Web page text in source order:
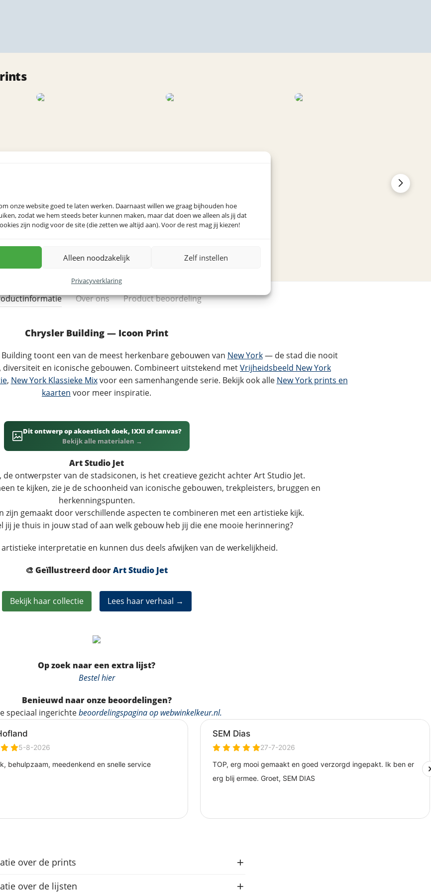
onze website goed te laten werken. Daarnaast willen we graag bijhouden hoe
zodat we hem steeds beter kunnen maken, maar dat doen we alleen als jij dat
zijn nodig voor de site (die zetten we altijd aan). Voor de rest mag jij kiezen!
Alleen noodzakelijk Zelf instellen
Privacyverklaring
Over ons Product beoordeling
Chrysler Building — Icoon Print
toont een van de meest herkenbare gebouwen van New York— de stad die nooit
en iconische gebouwen. Combineert uitstekend metVrijheidsbeeld New York
, New York Klassieke Mixvoor een samenhangende serie. Bekijk ook alle New York prints en
kaarten voor meer inspiratie.
Dit ontwerp op akoestisch doek, IXXI of canvas?
Bekijk alle materialen →
Art Studio Jet
de ontwerpster van de stadsiconen, is het creatieve gezicht achter Art Studio Jet.
te kijken, zie je de schoonheid van iconische gebouwen, trekpleisters, bruggen en
herkenningspunten.
zijn gemaakt door verschillende aspecten te combineren met een artistieke kijk.
jij je thuis in jouw stad of aan welk gebouw heb jij die ene mooie herinnering?
interpretatie en kunnen dus deels afwijken van de werkelijkheid.
🎨 Geïllustreerd doorArt Studio Jet
Bekijk haar collectie Lees haar verhaal →
Op zoek naar een extra lijst?
Bestel hier
Benieuwd naar onze beoordelingen?
speciaal ingerichtebeoordelingspagina op webwinkelkeur.nl.
over de prints
over de lijsten